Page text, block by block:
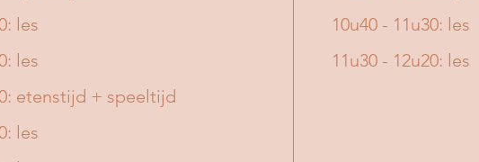
les
les
etenstijd + speeltijd
les
10u40 - 11u30: les
11u30 - 12u20: les